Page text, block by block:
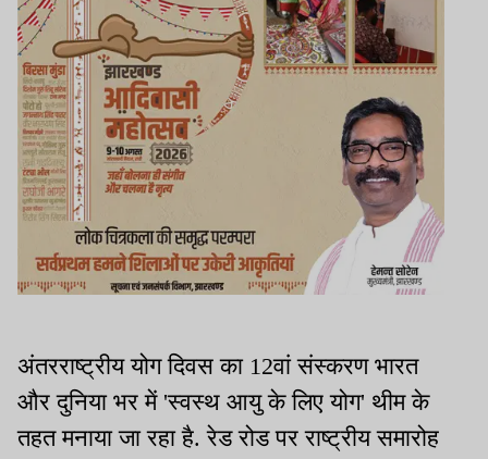
अंतरराष्ट्रीय योग दिवस का 12वां संस्करण भारत
और दुनिया भर में 'स्वस्थ आयु के लिए योग' थीम के
तहत मनाया जा रहा है. रेड रोड पर राष्ट्रीय समारोह